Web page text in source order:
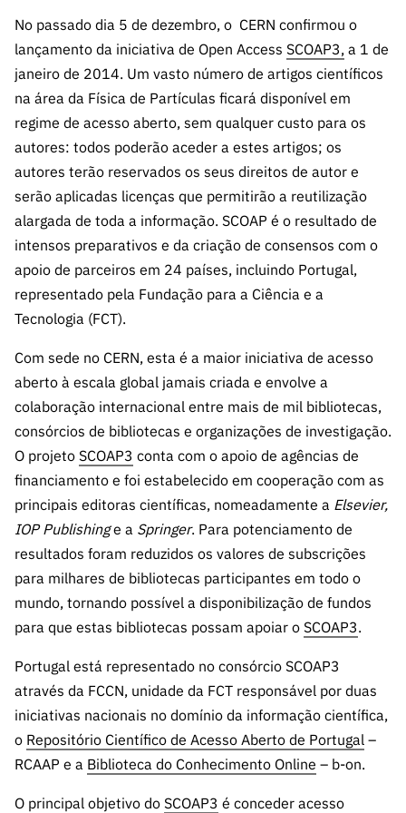
turas
Outros
es I&D
Infraestru
turas
Prémios
Outros
Apoios
e Informação
Acesso a dados
estatísticos para fins
científicos – Protocolo
INE/DGEEC/FCT
Balcão da Ciência
Newsletter
Agenda
Publicações
Identidade
de Marca
Subscrever
Newsletter
Subscrever
Direct Mail
de
Concursos
FCT
90 Segundos
de Ciência
Subscrever
Concursos
Comunicado
s
Transparência
Estudos e Planeamento
Estratégico
Documentos de Gestão
Apoios Comunitários
Contactos
RÁPIDOS
A FCT em
Números
Acreditaç
ão,
Certificaç
ão e
Benefícios
Fiscais
Recrutam
ento,
Aquisição
Parcerias
Consultas
Manifesta
ções de
Interesse
FCCN,
digitais da
FCT
Denúncia
s
Apoios
PRR –
“Ciência +
Digital” e
“Ciência +
Capacitaç
No passado dia 5 de dezembro, o CERN confirmou o
lançamento da iniciativa de Open Access SCOAP3, a 1 de
janeiro de 2014. Um vasto número de artigos científicos
na área da Física de Partículas ficará disponível em
regime de acesso aberto, sem qualquer custo para os
autores: todos poderão aceder a estes artigos; os
autores terão reservados os seus direitos de autor e
serão aplicadas licenças que permitirão a reutilização
alargada de toda a informação. SCOAP é o resultado de
intensos preparativos e da criação de consensos com o
apoio de parceiros em 24 países, incluindo Portugal,
representado pela Fundação para a Ciência e a
Tecnologia (FCT).
Com sede no CERN, esta é a maior iniciativa de acesso
aberto à escala global jamais criada e envolve a
colaboração internacional entre mais de mil bibliotecas,
consórcios de bibliotecas e organizações de investigação.
O projeto SCOAP3 conta com o apoio de agências de
financiamento e foi estabelecido em cooperação com as
principais editoras científicas, nomeadamente a Elsevier,
IOP Publishinge a Springer. Para potenciamento de
resultados foram reduzidos os valores de subscrições
para milhares de bibliotecas participantes em todo o
mundo, tornando possível a disponibilização de fundos
para que estas bibliotecas possam apoiar o SCOAP3.
Portugal está representado no consórcio SCOAP3
através da FCCN, unidade da FCT responsável por duas
iniciativas nacionais no domínio da informação científica,
o Repositório Científico de Acesso Aberto de Portugal –
RCAAP e a Biblioteca do Conhecimento Online – b-on.
O principal objetivo do SCOAP3 é conceder acesso